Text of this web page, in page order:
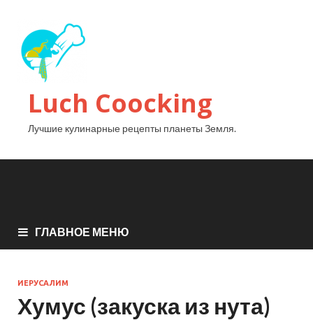
Luch Coocking
Лучшие кулинарные рецепты планеты Земля.
ГЛАВНОЕ МЕНЮ
ИЕРУСАЛИМ
Хумус (закуска из нута)